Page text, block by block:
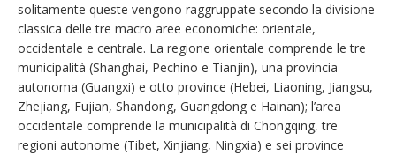
solitamente queste vengono raggruppate secondo la divisione
classica delle tre macro aree economiche: orientale,
occidentale e centrale. La regione orientale comprende le tre
municipalità (Shanghai, Pechino e Tianjin), una provincia
autonoma (Guangxi) e otto province (Hebei, Liaoning, Jiangsu,
Zhejiang, Fujian, Shandong, Guangdong e Hainan); l’area
occidentale comprende la municipalità di Chongqing, tre
regioni autonome (Tibet, Xinjiang, Ningxia) e sei province